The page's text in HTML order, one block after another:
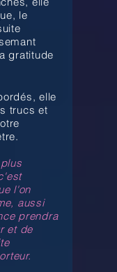
le
gratitude
elle
trucs et
l'on
aussi
prendra
et de